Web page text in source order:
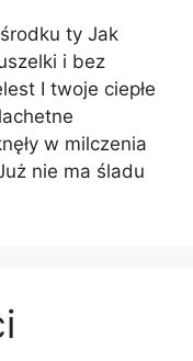
ty Jak
i bez
I twoje ciepłe
w milczenia
nie ma śladu